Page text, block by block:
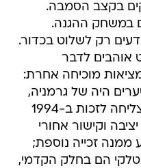
בקצב הסמבה.
במשחק ההגנה.
רק לשלוט בכדור.
אוהבים לדבר
מוכיחה אחרת:
היה של גרמניה,
שחשפה עורף פגיע; ברזיל הצליחה לזכות ב-1994
יציבה וקישור אחורי
ממנה זכייה נוספת;
הם בחלק הקדמי,